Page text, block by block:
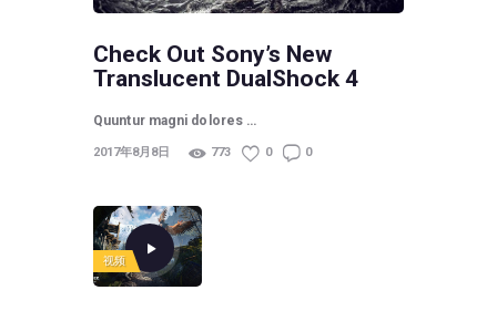
Check Out Sony’s New
Translucent DualShock 4
Quuntur magni dolores …
2017年8月8日 773 0 0
视频